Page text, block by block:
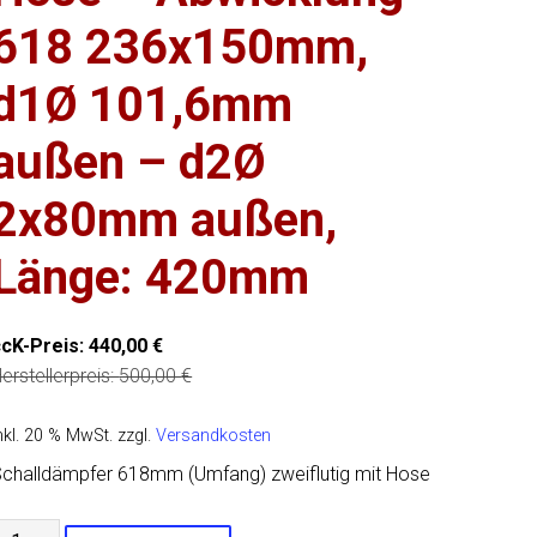
236x150mm,
101,6mm
– d2Ø
außen,
420mm
Preis:440,00€
500,00€
20 % MwSt. zzgl.Versandkosten
618mm (Umfang) zweiflutig mit Hose